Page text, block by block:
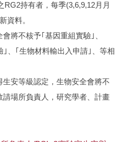
RG2持有者，每季(3,6,9,12月月
資料。
將不核予｢基因重組實驗｣、
、｢生物材料輸出入申請｣、等相
安等級認定，生物安全會將不
場所負責人，研究學者、計畫